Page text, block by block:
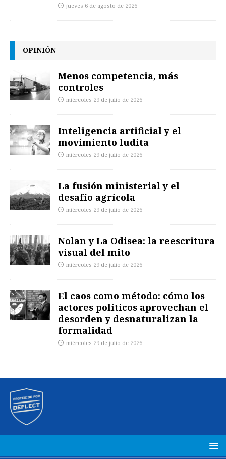
jueves 6 de agosto de 2026
OPINIÓN
Menos competencia, más
controles
miércoles 29 de julio de 2026
Inteligencia artificial y el
movimiento ludita
miércoles 29 de julio de 2026
La fusión ministerial y el
desafío agrícola
miércoles 29 de julio de 2026
Nolan y La Odisea: la reescritura
visual del mito
miércoles 29 de julio de 2026
El caos como método: cómo los
actores políticos aprovechan el
desorden y desnaturalizan la
formalidad
miércoles 29 de julio de 2026